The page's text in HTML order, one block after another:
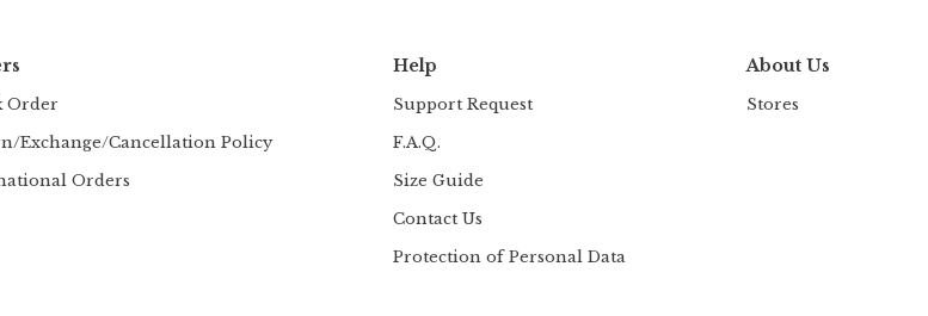
Order
Exchange/Cancellation Policy
Orders
Help
Support Request
F.A.Q.
Size Guide
Contact Us
Protection of Personal Data
About Us
Stores